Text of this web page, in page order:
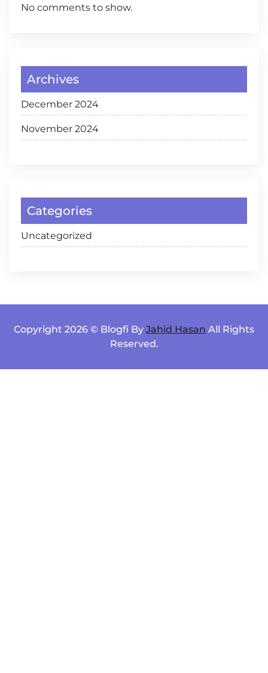
No comments to show.
Archives
December 2024
November 2024
Categories
Uncategorized
Copyright 2026 © Blogfi By Jahid Hasan All Rights
Reserved.